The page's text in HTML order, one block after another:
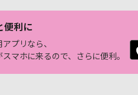
便利に
プリなら、
マホに来るので、さらに便利。